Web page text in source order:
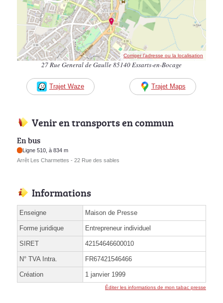
Corriger l’adresse ou la localisation
27 Rue General de Gaulle 85140 Essarts-en-Bocage
Trajet Waze Trajet Maps
Venir en transports en commun
En bus
Ligne 510, à 834 m
Arrêt Les Charmettes - 22 Rue des sables
Informations
Enseigne Maison de Presse
Forme juridique Entrepreneur individuel
SIRET 42154646600010
N° TVA Intra. FR67421546466
Création 1 janvier 1999
Éditer les informations de mon tabac presse